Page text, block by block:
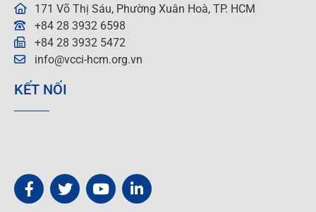
171 Võ Thị Sáu, Phường Xuân Hoà, TP. HCM
+84 28 3932 6598
+84 28 3932 5472
info@vcci-hcm.org.vn
KẾT NỐI